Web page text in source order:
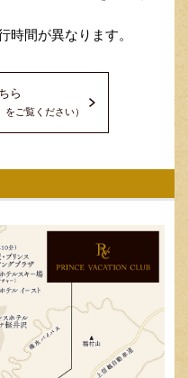
間が異なります。
ら
をご覧ください）